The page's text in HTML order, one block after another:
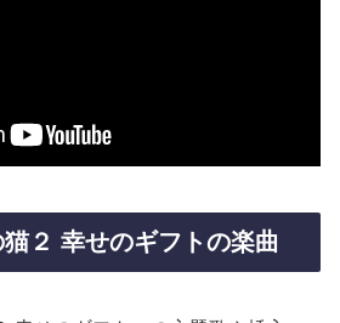
２ 幸せのギフトの楽曲